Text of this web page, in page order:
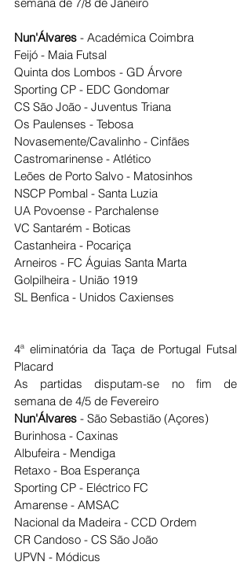
Nun'Álvares - Académica Coimbra
Feijó - Maia Futsal
Quinta dos Lombos - GD Árvore
Sporting CP - EDC Gondomar
CS São João - Juventus Triana
Os Paulenses - Tebosa
Novasemente/Cavalinho - Cinfães
Castromarinense - Atlético
Leões de Porto Salvo - Matosinhos
NSCP Pombal - Santa Luzia
UA Povoense - Parchalense
VC Santarém - Boticas
Castanheira - Pocariça
Arneiros - FC Águias Santa Marta
Golpilheira - União 1919
SL Benfica - Unidos Caxienses
4ª eliminatória da Taça de Portugal Futsal
Placard
As partidas disputam-se no fim de
semana de 4/5 de Fevereiro
Nun'Álvares - São Sebastião (Açores)
Burinhosa - Caxinas
Albufeira - Mendiga
Retaxo - Boa Esperança
Sporting CP - Eléctrico FC
Amarense - AMSAC
Nacional da Madeira - CCD Ordem
CR Candoso - CS São João
UPVN - Módicus